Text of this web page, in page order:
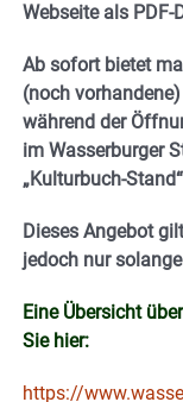
Webseite als
Ab sofort bietet
(noch
während der
im Wasserburger
„Kulturbuch-
Dieses Angebot
jedoch nur
Eine Übersicht
Sie hier:
https://